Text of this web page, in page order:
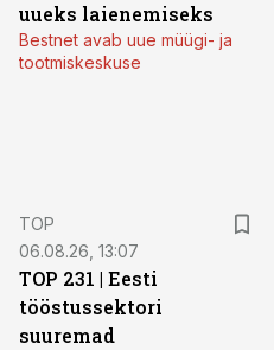
uueks laienemiseks
Bestnet avab uue müügi- ja
tootmiskeskuse
TOP
06.08.26, 13:07
TOP 231 | Eesti
tööstussektori
suuremad